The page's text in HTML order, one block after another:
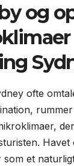
og
ofte
Havet
som et